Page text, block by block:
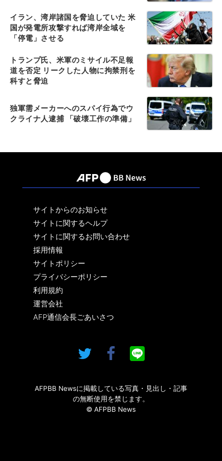
イラン、湾岸諸国を脅迫していた 米
国が発電所攻撃すれば湾岸全域を
「停電」させる
トランプ氏、米軍のミサイル不足報
道を否定 リークした人物に拘禁刑を
科すと脅迫
独軍需メーカーへのスパイ行為でウ
クライナ人逮捕 「破壊工作の準備」
サイトからのお知らせ
サイトに関するヘルプ
サイトに関するお問い合わせ
採用情報
サイトポリシー
プライバシーポリシー
利用規約
運営会社
AFP通信会長ごあいさつ
AFPBB Newsに掲載している写真・見出し・記事
の無断使用を禁じます。
© AFPBB News